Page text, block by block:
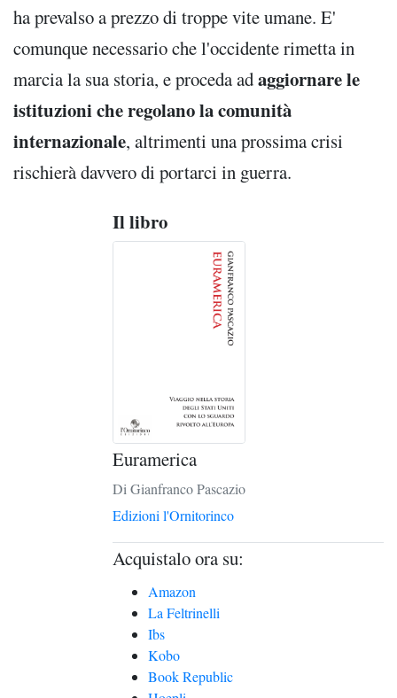
ha prevalso a prezzo di troppe vite umane. E'
comunque necessario che l'occidente rimetta in
marcia la sua storia, e proceda adaggiornare le
istituzioni che regolano la comunità
internazionale, altrimenti una prossima crisi
rischierà davvero di portarci in guerra.
Il libro
Euramerica
Di Gianfranco Pascazio
Edizioni l'Ornitorinco
Acquistalo ora su:
Amazon
La Feltrinelli
Ibs
Kobo
Book Republic